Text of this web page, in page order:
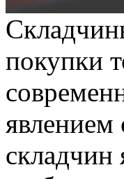
покупки
явлением
складчин